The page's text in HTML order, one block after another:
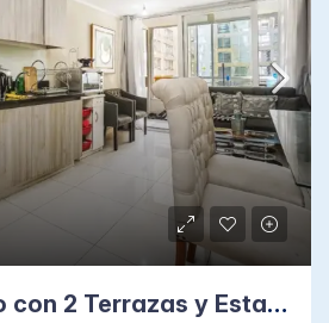
Departamento con 2 Terrazas y Estacionamiento